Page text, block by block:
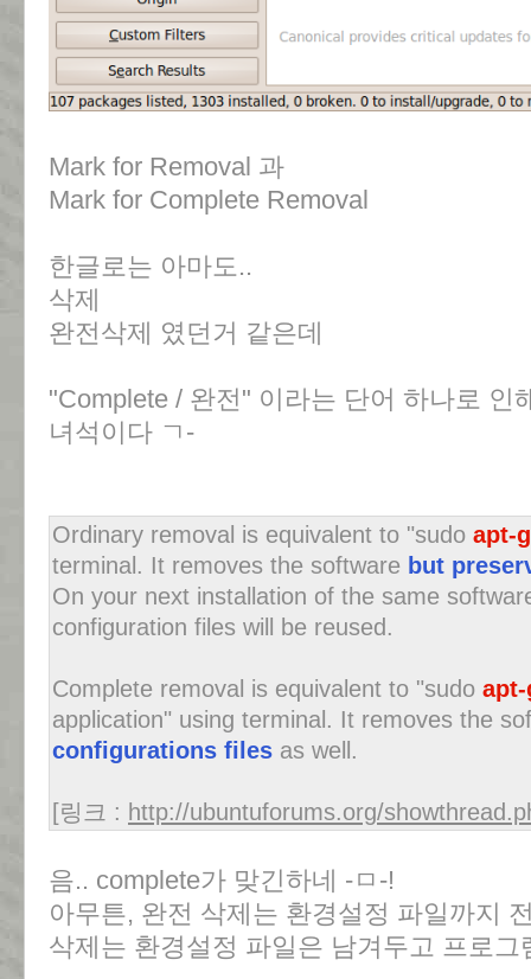
Mark for Removal 과
Mark for Complete Removal
한글로는 아마도..
삭제
완전삭제 였던거 같은데
"Complete / 완전" 이라는 단어 하나로 인
녀석이다 ㄱ-
Ordinary removal is equivalent to "sudo apt-
terminal. It removes the software but
On your next installation of the same
configuration files will be reused.
Complete removal is equivalent to "sudo
application" using terminal. It removes the
configurations files as well.
[링크 : http://ubuntuforums.org/
음.. complete가 맞긴하네 -ㅁ-!
아무튼, 완전 삭제는 환경설정 파일까지
삭제는 환경설정 파일은 남겨두고 프로